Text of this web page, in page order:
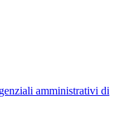
amministrativi di